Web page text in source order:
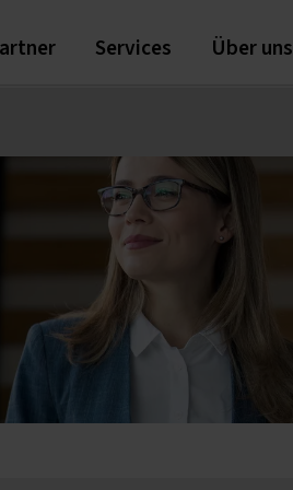
Services Über uns